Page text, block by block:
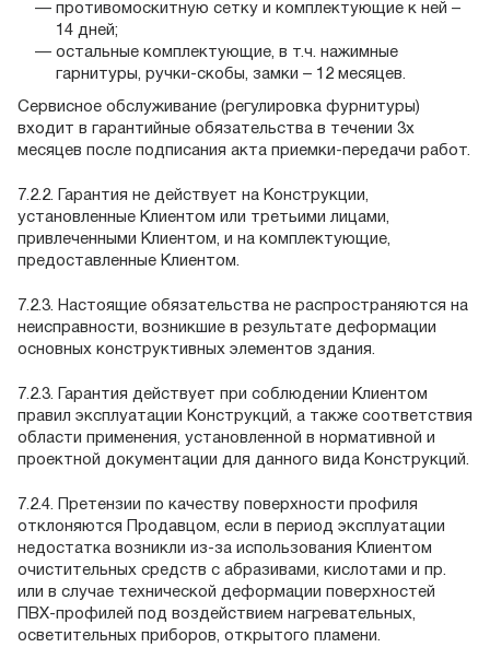
противомоскитную сетку и комплектующие к ней –
14 дней;
остальные комплектующие, в т.ч. нажимные
гарнитуры, ручки-скобы, замки – 12 месяцев.
Сервисное обслуживание (регулировка фурнитуры)
входит в гарантийные обязательства в течении 3х
месяцев после подписания акта приемки-передачи работ.
7.2.2. Гарантия не действует на Конструкции,
установленные Клиентом или третьими лицами,
привлеченными Клиентом, и на комплектующие,
предоставленные Клиентом.
7.2.3. Настоящие обязательства не распространяются на
неисправности, возникшие в результате деформации
основных конструктивных элементов здания.
7.2.3. Гарантия действует при соблюдении Клиентом
правил эксплуатации Конструкций, а также соответствия
области применения, установленной в нормативной и
проектной документации для данного вида Конструкций.
7.2.4. Претензии по качеству поверхности профиля
отклоняются Продавцом, если в период эксплуатации
недостатка возникли из-за использования Клиентом
очистительных средств с абразивами, кислотами и пр.
или в случае технической деформации поверхностей
ПВХ-профилей под воздействием нагревательных,
осветительных приборов, открытого пламени.